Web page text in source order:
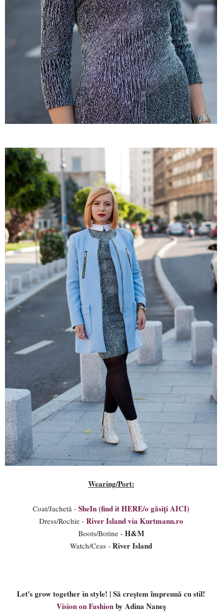
Wearing/Port:
Coat/Jachetă - SheIn (find it HERE/o găsiți AICI)
Dress/Rochie - River Island via Kurtmann.ro
Boots/Botine - H&M
Watch/Ceas - River Island
Let's grow together in style! | Să creștem împreună cu stil!
Vision on Fashionby Adina Naneș